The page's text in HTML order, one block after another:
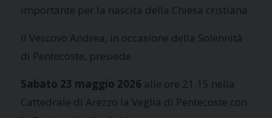
importante per la nascita della Chiesa cristiana.
Il Vescovo Andrea, in occasione della Solennità
di Pentecoste, presiede
Sabato 23 maggio 2026 alle ore 21.15 nella
Cattedrale di Arezzo la Veglia di Pentecoste con